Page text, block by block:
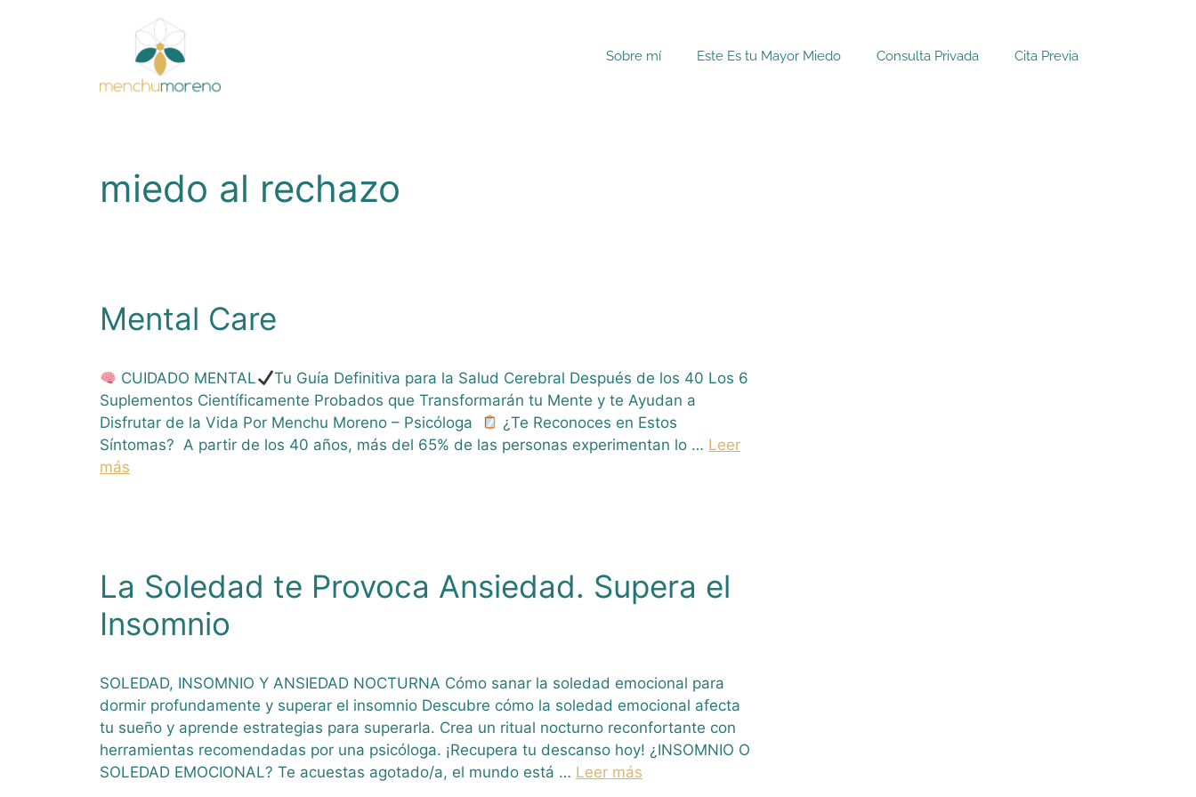
Sobre mí Este Es tu Mayor Miedo Consulta Privada Cita Previa
miedo al rechazo
Mental Care
CUIDADO MENTAL
Tu Guía Definitiva para la Salud Cerebral Después de los 40 Los 6
Suplementos Científicamente Probados que Transformarán tu Mente y te Ayudan a
Disfrutar de la Vida Por Menchu Moreno – Psicóloga
¿Te Reconoces en Estos
Síntomas? A partir de los 40 años, más del 65% de las personas experimentan lo … Leer
más
La Soledad te Provoca Ansiedad. Supera el
Insomnio
SOLEDAD, INSOMNIO Y ANSIEDAD NOCTURNA Cómo sanar la soledad emocional para
dormir profundamente y superar el insomnio Descubre cómo la soledad emocional afecta
tu sueño y aprende estrategias para superarla. Crea un ritual nocturno reconfortante con
herramientas recomendadas por una psicóloga. ¡Recupera tu descanso hoy! ¿INSOMNIO O
SOLEDAD EMOCIONAL? Te acuestas agotado/a, el mundo está … Leer más